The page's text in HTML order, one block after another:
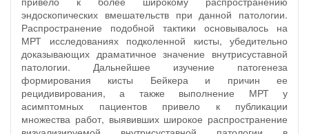
эндоскопических вмешательств при данной патологии.
Распространение подобной тактики основывалось на
МРТ исследованиях подколенной кисты, убедительно
доказывающих драматичное значение внутрисуставной
патологии. Дальнейшее изучение патогенеза
формирования кисты Бейкера и причин ее
рецидивирования, а также выполнение МРТ у
асимптомных пациентов привело к публикации
множества работ, выявивших широкое распространение